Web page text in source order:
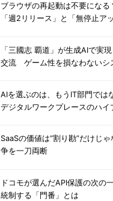
ブラウザの再起動は不要にな
「週2リリース」と「無停止ア
「三國志 覇道」が生成AIで実
交流 ゲーム性を損なわないシ
AIを選ぶのは、もうIT部門で
デジタルワークプレースのハイ
SaaSの価値は“割り勘”だけじ
争を一刀両断
ドコモが選んだAPI保護の次
統制する「門番」とは